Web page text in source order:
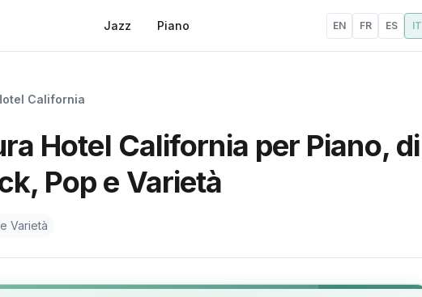
Jazz Piano EN FR ES IT
California
Hotel California per Piano, di
Pop e Varietà
Varietà